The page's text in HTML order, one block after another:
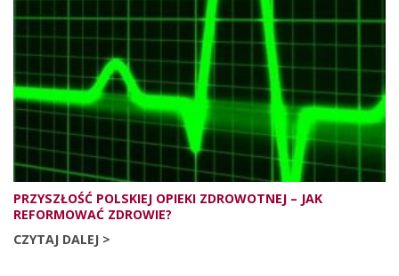
PRZYSZŁOŚĆ POLSKIEJ OPIEKI ZDROWOTNEJ – JAK
REFORMOWAĆ ZDROWIE?
CZYTAJ DALEJ >